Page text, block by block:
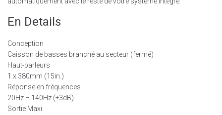
En Details
Conception
Caisson de basses branché au secteur (fermé)
Haut-parleurs
1 x 380mm (15in.)
Réponse en fréquences
20Hz – 140Hz (±3dB)
Sortie Maxi